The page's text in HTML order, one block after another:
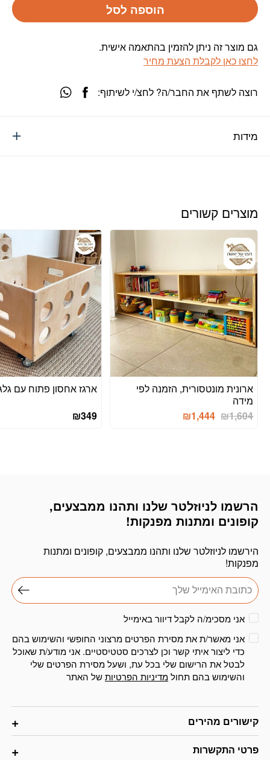
הוספה לסל
גם מוצר זה ניתן להזמין בהתאמה אישית.
לחצו כאן לקבלת הצעת מחיר
מידות
רוצה לשתף את החבר/ה? לחצ/י לשיתוף:
מוצרים קשורים
ארונית מונטסורית, הזמנה לפי
מידה
₪1,604
₪1,444
ארגז אחסון פתוח עם
₪349
קישורים מהירים
פרטי התקשרות
הרשמו לניוזלטר שלנו ותהנו ממבצעים,
קופונים ומתנות מפנקות!
הירשמו לניוזלטר שלנו ותהנו ממבצעים, קופונים ומתנות
מפנקות!
דוא׳׳ל
אני מסכימ/ה לקבל דיוור באימייל
אני מאשר/ת את מסירת הפרטים מרצוני החופשי והשימוש בהם
כדי ליצור איתי קשר וכן לצרכים סטטיסטיים. אני מודע/ת שאוכל
לבטל את הרישום שלי בכל עת, ושעל מסירת הפרטים שלי
והשימוש בהם תחולמדיניות הפרטיותשל האתר